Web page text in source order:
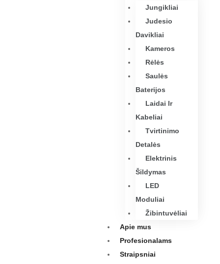
Jungikliai
Judesio
Davikliai
Kameros
Rėlės
Saulės
Baterijos
Laidai Ir
Kabeliai
Tvirtinimo
Detalės
Elektrinis
Šildymas
LED
Moduliai
Žibintuvėliai
Apie mus
Profesionalams
Straipsniai